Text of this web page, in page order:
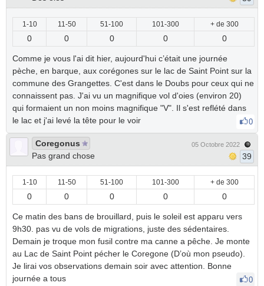
1-10 11-50 51-100 101-300 + de 300
0 0 0 0 0
Comme je vous l'ai dit hier, aujourd'hui c’était une journée
pèche, en barque, aux corégones sur le lac de Saint Point sur la
commune des Grangettes. C'est dans le Doubs pour ceux qui ne
connaissent pas. J'ai vu un magnifique vol d'oies (environ 20)
qui formaient un non moins magnifique "V". Il s'est reflété dans
le lac et j'ai levé la tête pour le voir
0
Coregonus
Pas grand chose
05 Octobre 2022
39
1-10 11-50 51-100 101-300 + de 300
0 0 0 0 0
Ce matin des bans de brouillard, puis le soleil est apparu vers
9h30. pas vu de vols de migrations, juste des sédentaires.
Demain je troque mon fusil contre ma canne a pêche. Je monte
au Lac de Saint Point pécher le Coregone (D’où mon pseudo).
Je lirai vos observations demain soir avec attention. Bonne
journée a tous
0